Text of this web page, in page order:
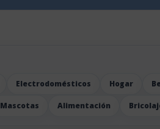
Electrodomésticos Hogar
Mascotas Alimentación